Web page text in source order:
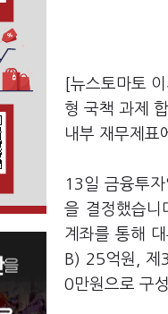
[뉴스토마토
형 국책 과제
내부 재무제표
13일 금융투
을 결정했습니
계좌를 통해
B) 25억원, 제
0만원으로 구